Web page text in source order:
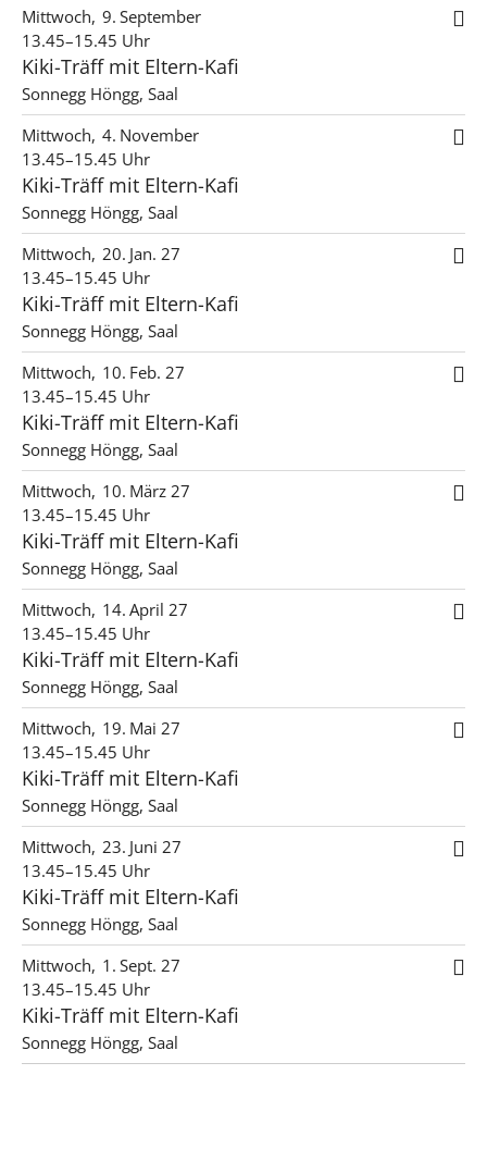
Mittwoch 9 September
13.45–15.45 Uhr
Kiki-Träff mit Eltern-Kafi
Sonnegg Höngg, Saal
Mittwoch 4 November
13.45–15.45 Uhr
Kiki-Träff mit Eltern-Kafi
Sonnegg Höngg, Saal
Mittwoch 20 Jan. 27
13.45–15.45 Uhr
Kiki-Träff mit Eltern-Kafi
Sonnegg Höngg, Saal
Mittwoch 10 Feb. 27
13.45–15.45 Uhr
Kiki-Träff mit Eltern-Kafi
Sonnegg Höngg, Saal
Mittwoch 10 März 27
13.45–15.45 Uhr
Kiki-Träff mit Eltern-Kafi
Sonnegg Höngg, Saal
Mittwoch 14 April 27
13.45–15.45 Uhr
Kiki-Träff mit Eltern-Kafi
Sonnegg Höngg, Saal
Mittwoch 19 Mai 27
13.45–15.45 Uhr
Kiki-Träff mit Eltern-Kafi
Sonnegg Höngg, Saal
Mittwoch 23 Juni 27
13.45–15.45 Uhr
Kiki-Träff mit Eltern-Kafi
Sonnegg Höngg, Saal
Mittwoch 1 Sept. 27
13.45–15.45 Uhr
Kiki-Träff mit Eltern-Kafi
Sonnegg Höngg, Saal